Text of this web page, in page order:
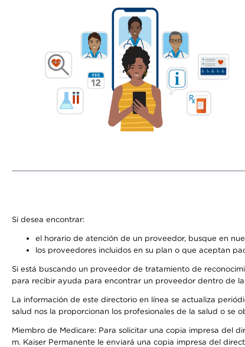
Si desea encontrar:
el horario de atención de un proveedor, busque en
los proveedores incluidos en su plan o que aceptan
Si está buscando un proveedor de tratamiento de
para recibir ayuda para encontrar un proveedor dentro de
La información de este directorio en línea se actualiza
salud nos la proporcionan los profesionales de la salud o se
Miembro de Medicare: Para solicitar una copia impresa del
m. Kaiser Permanente le enviará una copia impresa del